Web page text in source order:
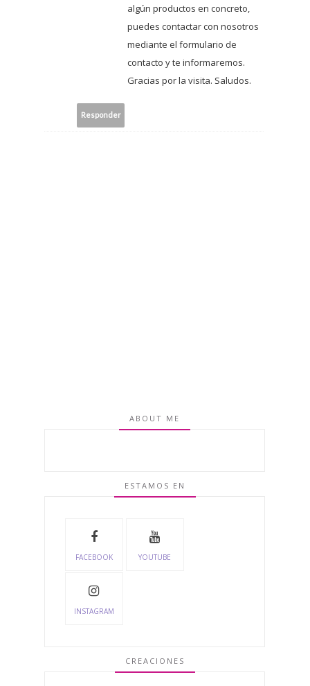
algún productos en concreto,
puedes contactar con nosotros
mediante el formulario de
contacto y te informaremos.
Gracias por la visita. Saludos.
Responder
ABOUT ME
ESTAMOS EN
FACEBOOK YOUTUBE
INSTAGRAM
CREACIONES